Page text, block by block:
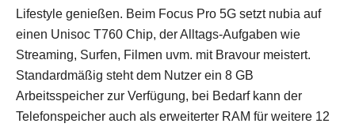
Lifestyle genießen. Beim Focus Pro 5G setzt nubia auf
einen Unisoc T760 Chip, der Alltags-Aufgaben wie
Streaming, Surfen, Filmen uvm. mit Bravour meistert.
Standardmäßig steht dem Nutzer ein 8 GB
Arbeitsspeicher zur Verfügung, bei Bedarf kann der
Telefonspeicher auch als erweiterter RAM für weitere 12